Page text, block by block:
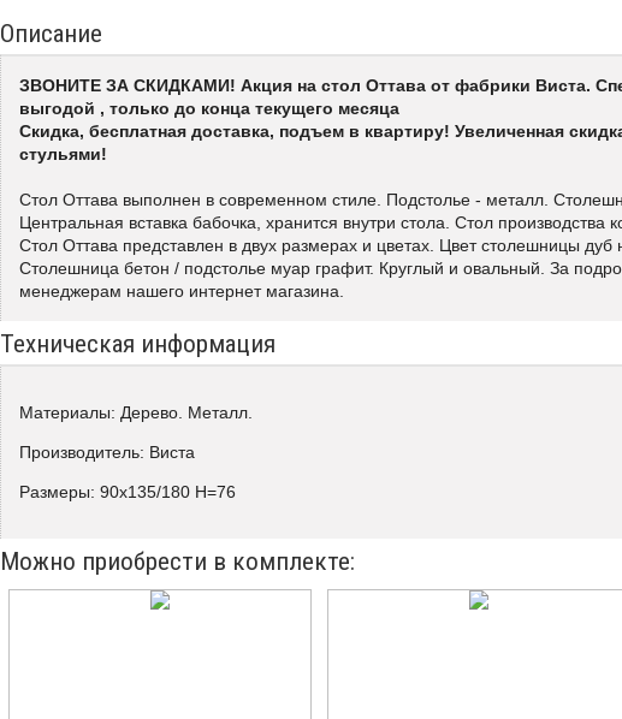
Описание
ЗВОНИТЕ ЗА СКИДКАМИ! Акция на стол Оттава от фабрики Виста.
выгодой , только до конца текущего месяца
Скидка, бесплатная доставка, подъем в квартиру! Увеличенная
стульями!
Стол Оттава выполнен в современном стиле. Подстолье - металл.
Центральная вставка бабочка, хранится внутри стола. Стол
Стол Оттава представлен в двух размерах и цветах. Цвет столешницы дуб
Столешница бетон / подстолье муар графит. Круглый и овальный. За
менеджерам нашего интернет магазина.
Техническая информация
Материалы: Дерево. Металл.
Производитель: Виста
Размеры: 90х135/180 Н=76
Можно приобрести в комплекте: